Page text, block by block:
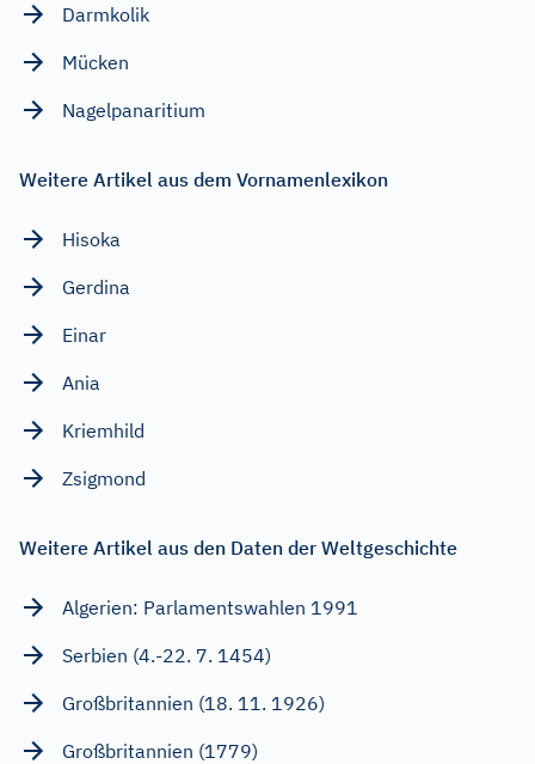
Darmkolik
Mücken
Nagelpanaritium
Weitere Artikel aus dem Vornamenlexikon
Hisoka
Gerdina
Einar
Ania
Kriemhild
Zsigmond
Weitere Artikel aus den Daten der Weltgeschichte
Algerien: Parlamentswahlen 1991
Serbien (4.-22. 7. 1454)
Großbritannien (18. 11. 1926)
Großbritannien (1779)